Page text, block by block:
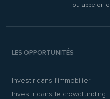
ou appeler le
LES OPPORTUNITÉS
Investir dans l’immobilier
Investir dans le crowdfunding